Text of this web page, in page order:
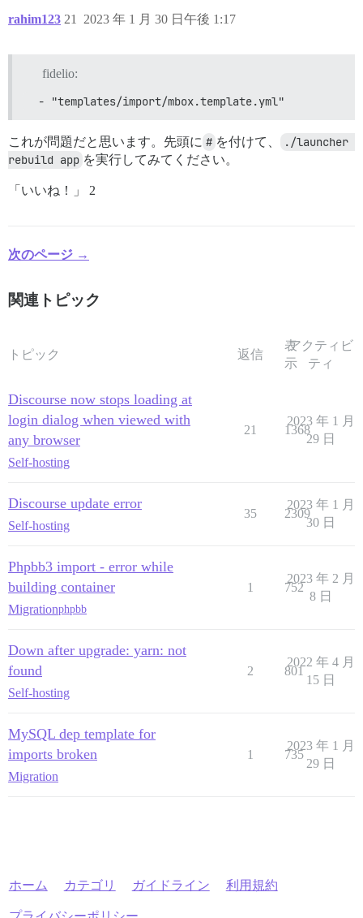
rahim123 2023 年 1 月 30 日午後 1:17
21
fidelio:
  - "templates/import/mbox.template.yml"
これが問題だと思います。先頭に # を付けて、
./launcher
rebuild app を実行してみてください。
「いいね！」 2
次のページ →
関連トピック
トピック 返信
表
示
アクティビ
ティ
Discourse now stops loading at
login dialog when viewed with
any browser
Self-hosting
21 1368
2023 年 1 月
29 日
Discourse update error
Self-hosting
35 2309
2023 年 1 月
30 日
Phpbb3 import - error while
building container
Migrationphpbb
1 752
2023 年 2 月
8 日
Down after upgrade: yarn: not
found
Self-hosting
2 801
2022 年 4 月
15 日
MySQL dep template for
imports broken
Migration
1 735
2023 年 1 月
29 日
ホーム カテゴリ ガイドライン 利用規約